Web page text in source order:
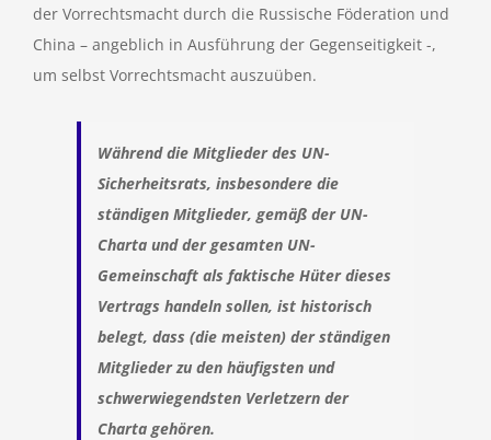
der Vorrechtsmacht durch die Russische Föderation und
China – angeblich in Ausführung der Gegenseitigkeit -,
um selbst Vorrechtsmacht auszuüben.
Während die Mitglieder des UN-
Sicherheitsrats, insbesondere die
ständigen Mitglieder, gemäß der UN-
Charta und der gesamten UN-
Gemeinschaft als faktische Hüter dieses
Vertrags handeln sollen, ist historisch
belegt, dass (die meisten) der ständigen
Mitglieder zu den häufigsten und
schwerwiegendsten Verletzern der
Charta gehören.